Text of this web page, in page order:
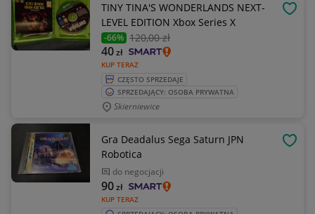
TINY TINA'S WONDERLANDS NEXT-
LEVEL EDITION Xbox Series X
-66% 120,00 zł
KUP TERAZ
40zł
CZĘSTO SPRZEDAJE
SPRZEDAJĄCY: OSOBA PRYWATNA
Skierniewice
Gra Deadalus Sega Saturn JPN
Robotica
do negocjacji
KUP TERAZ
90zł